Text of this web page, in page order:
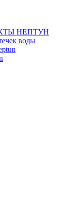
НЕПТУН
воды